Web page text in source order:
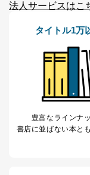
法人サービスはこ
タイトル1万
豊富なラインナ
書店に並ばない本と